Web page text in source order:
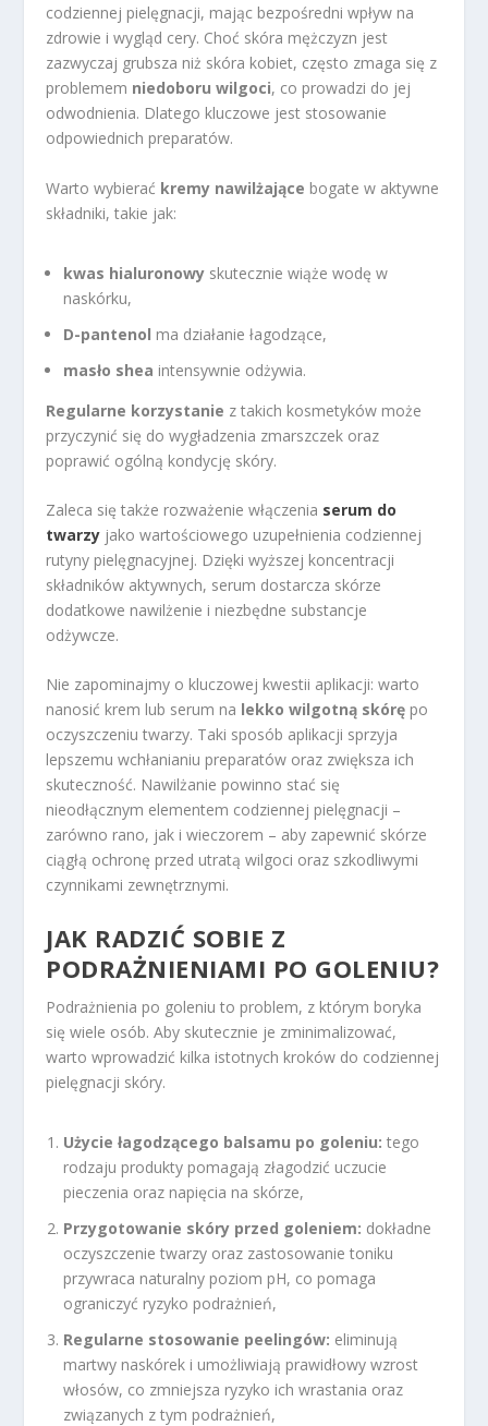
codziennej pielęgnacji, mając bezpośredni wpływ na
zdrowie i wygląd cery. Choć skóra mężczyzn jest
zazwyczaj grubsza niż skóra kobiet, często zmaga się z
problemem niedoboru wilgoci, co prowadzi do jej
odwodnienia. Dlatego kluczowe jest stosowanie
odpowiednich preparatów.
Warto wybierać kremy nawilżające bogate w aktywne
składniki, takie jak:
kwas hialuronowy skutecznie wiąże wodę w
naskórku,
D-pantenol ma działanie łagodzące,
masło shea intensywnie odżywia.
Regularne korzystanie z takich kosmetyków może
przyczynić się do wygładzenia zmarszczek oraz
poprawić ogólną kondycję skóry.
Zaleca się także rozważenie włączenia serum do
twarzy jako wartościowego uzupełnienia codziennej
rutyny pielęgnacyjnej. Dzięki wyższej koncentracji
składników aktywnych, serum dostarcza skórze
dodatkowe nawilżenie i niezbędne substancje
odżywcze.
Nie zapominajmy o kluczowej kwestii aplikacji: warto
nanosić krem lub serum na lekko wilgotną skórę po
oczyszczeniu twarzy. Taki sposób aplikacji sprzyja
lepszemu wchłanianiu preparatów oraz zwiększa ich
skuteczność. Nawilżanie powinno stać się
nieodłącznym elementem codziennej pielęgnacji –
zarówno rano, jak i wieczorem – aby zapewnić skórze
ciągłą ochronę przed utratą wilgoci oraz szkodliwymi
czynnikami zewnętrznymi.
JAK RADZIĆ SOBIE Z
PODRAŻNIENIAMI PO GOLENIU?
Podrażnienia po goleniu to problem, z którym boryka
się wiele osób. Aby skutecznie je zminimalizować,
warto wprowadzić kilka istotnych kroków do codziennej
pielęgnacji skóry.
Użycie łagodzącego balsamu po goleniu: tego
rodzaju produkty pomagają złagodzić uczucie
pieczenia oraz napięcia na skórze,
Przygotowanie skóry przed goleniem: dokładne
oczyszczenie twarzy oraz zastosowanie toniku
przywraca naturalny poziom pH, co pomaga
ograniczyć ryzyko podrażnień,
Regularne stosowanie peelingów: eliminują
martwy naskórek i umożliwiają prawidłowy wzrost
włosów, co zmniejsza ryzyko ich wrastania oraz
związanych z tym podrażnień,